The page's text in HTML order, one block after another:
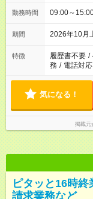
勤務時間 09:00～
期間 2026年10月
特徴 履歴書不要 /
務 / 電話対
気になる！
掲載元
ピタッと16時終
請求業務など